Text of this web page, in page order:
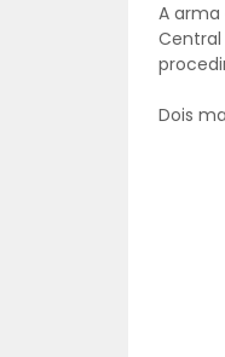
A
Central
Dois